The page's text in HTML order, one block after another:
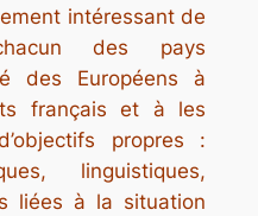
intéressant de
des pays
des Européens à
français et à les
propres :
linguistiques,
liées à la situation